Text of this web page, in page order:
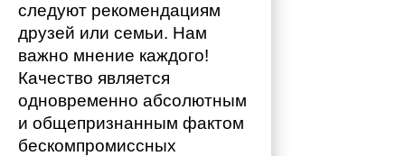
следуют рекомендациям
друзей или семьи. Нам
важно мнение каждого!
Качество является
одновременно абсолютным
и общепризнанным фактом
бескомпромиссных